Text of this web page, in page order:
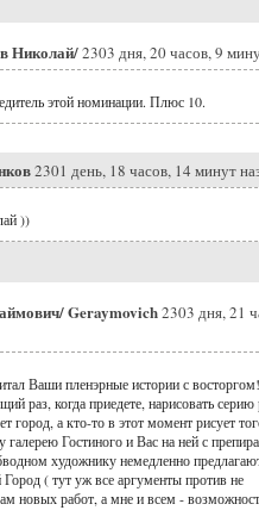
Николай/2303 дня, 20 часов, 9
этой номинации. Плюс 10.
2301 день, 18 часов, 14 минут
))
Geraymovich2303 дня, 21
Ваши пленэрные истории с восторгом!
раз, когда приедете, нарисовать серию
город, а кто-то в этот момент рисует
Гостиного и Вас на ней с
художнику немедленно
Город ( тут уж все аргументы против не
новых работ, а мне и всем -